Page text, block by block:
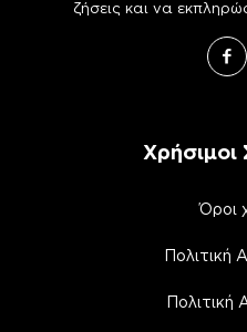
ζήσεις και να
Χρήσιμοι
Όροι